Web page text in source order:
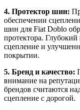
4. Протектор шин:
обеспечении
шин для Fiat Doblo
протектора.
сцепление и
покрытии.
5. Бренд и качество:
внимание на
брендов считаются
сцепление с дорогой.